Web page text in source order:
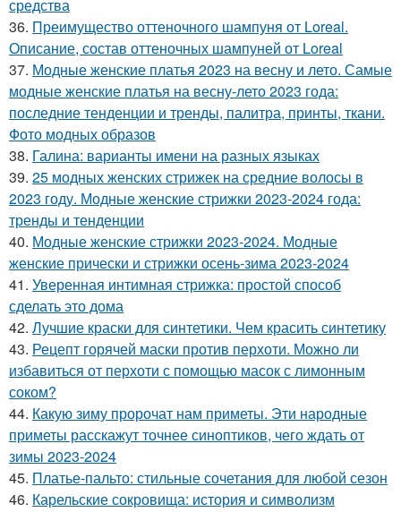
средства
36. Преимущество оттеночного шампуня от Loreal.
Описание, состав оттеночных шампуней от Loreal
37. Модные женские платья 2023 на весну и лето. Самые
модные женские платья на весну-лето 2023 года:
последние тенденции и тренды, палитра, принты, ткани.
Фото модных образов
38. Галина: варианты имени на разных языках
39. 25 модных женских стрижек на средние волосы в
2023 году. Модные женские стрижки 2023-2024 года:
тренды и тенденции
40. Модные женские стрижки 2023-2024. Модные
женские прически и стрижки осень-зима 2023-2024
41. Уверенная интимная стрижка: простой способ
сделать это дома
42. Лучшие краски для синтетики. Чем красить синтетику
43. Рецепт горячей маски против перхоти. Можно ли
избавиться от перхоти с помощью масок с лимонным
соком?
44. Какую зиму пророчат нам приметы. Эти народные
приметы расскажут точнее синоптиков, чего ждать от
зимы 2023-2024
45. Платье-пальто: стильные сочетания для любой сезон
46. Карельские сокровища: история и символизм